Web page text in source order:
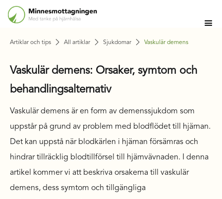
Artiklar och tips All artiklar Sjukdomar Vaskulär demens
Vaskulär demens: Orsaker, symtom och
behandlingsalternativ
Vaskulär demens är en form av demenssjukdom som
uppstår på grund av problem med blodflödet till hjärnan.
Det kan uppstå när blodkärlen i hjärnan försämras och
hindrar tillräcklig blodtillförsel till hjärnvävnaden. I denna
artikel kommer vi att beskriva orsakerna till vaskulär
demens, dess symtom och tillgängliga